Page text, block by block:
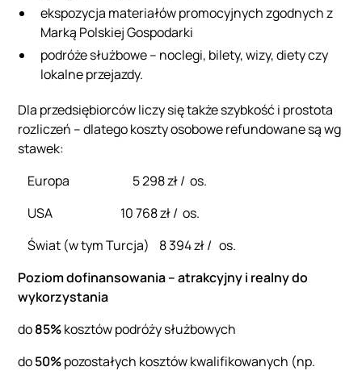
ekspozycja materiałów promocyjnych zgodnych z
Marką Polskiej Gospodarki
podróże służbowe – noclegi, bilety, wizy, diety czy
lokalne przejazdy.
Dla przedsiębiorców liczy się także szybkość i prostota
rozliczeń – dlatego koszty osobowe refundowane są wg
stawek:
Europa 5 298 zł / os.
USA 10 768 zł / os.
Świat (w tym Turcja) 8 394 zł / os.
Poziom dofinansowania – atrakcyjny i realny do
wykorzystania
do85%kosztów podróży służbowych
do50%pozostałych kosztów kwalifikowanych (np.